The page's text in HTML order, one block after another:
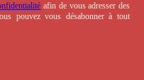
afin de vous adresser des
pouvez vous désabonner à tout